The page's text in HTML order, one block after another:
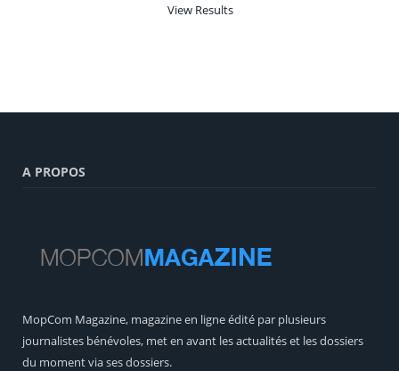
View Results
A PROPOS
MopCom Magazine, magazine en ligne édité par plusieurs
journalistes bénévoles, met en avant les actualités et les dossiers
du moment via ses dossiers.